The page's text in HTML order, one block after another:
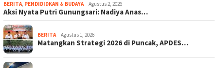
BERITA, PENDIDIDKAN & BUDAYA Agustus 2, 2026
Aksi Nyata Putri Gunungsari: Nadiya Anas…
BERITA Agustus 1, 2026
Matangkan Strategi 2026 di Puncak, APDES…